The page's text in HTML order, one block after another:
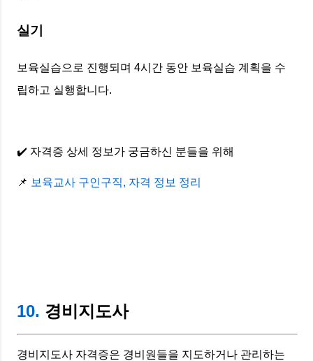
실기
보육실습으로 진행되며 4시간 동안 보육실습 계획을 수
립하고 실행합니다.
✔️ 자격증 상세 정보가 궁금하신 분들을 위해
📌 보육교사 구인구직, 자격 정보 정리
10. 경비지도사
경비지도사 자격증은 경비원들을 지도하거나 관리하는